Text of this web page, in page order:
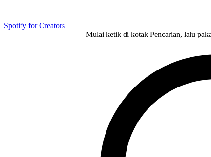
Spotify for Creators
Mulai ketik di kotak Pencarian, lalu